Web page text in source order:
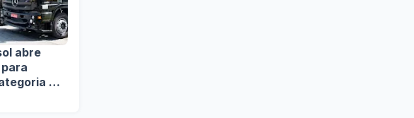
abre
D e